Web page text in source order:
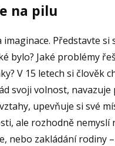
na pilu
Představte si
bylo? Jaké problémy
V 15 letech si člověk
svoji volnost, navazuje
upevňuje si své
ale rozhodně nemyslí
nebo zakládání rodiny